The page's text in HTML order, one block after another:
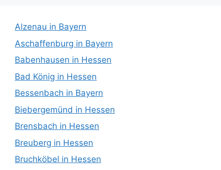
Alzenau in Bayern
Aschaffenburg in Bayern
Babenhausen in Hessen
Bad König in Hessen
Bessenbach in Bayern
Biebergemünd in Hessen
Brensbach in Hessen
Breuberg in Hessen
Bruchköbel in Hessen